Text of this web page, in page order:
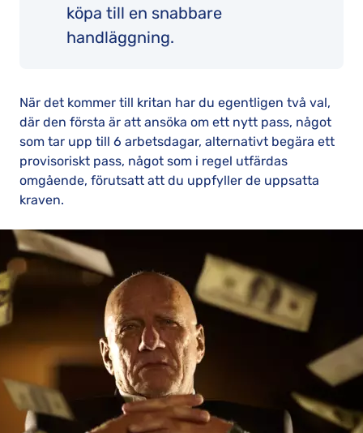
köpa till en snabbare
handläggning.
När det kommer till kritan har du egentligen två val,
där den första är att ansöka om ett nytt pass, något
som tar upp till 6 arbetsdagar, alternativt begära ett
provisoriskt pass, något som i regel utfärdas
omgående, förutsatt att du uppfyller de uppsatta
kraven.